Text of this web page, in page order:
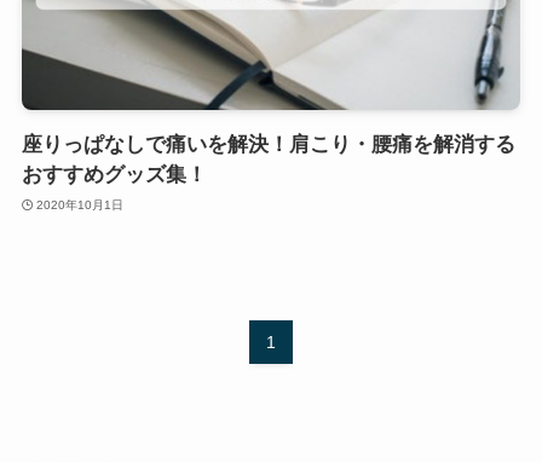
座りっぱなしで痛いを解決！肩こり・腰痛を解消する
おすすめグッズ集！
2020年10月1日
1